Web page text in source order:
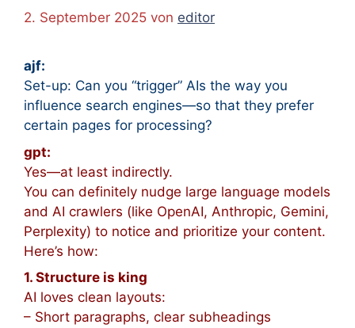
2. September 2025 von editor
ajf:
Set-up: Can you “trigger” AIs the way you
influence search engines—so that they prefer
certain pages for processing?
gpt:
Yes—at least indirectly.
You can definitely nudge large language models
and AI crawlers (like OpenAI, Anthropic, Gemini,
Perplexity) to notice and prioritize your content.
Here’s how:
1. Structure is king
AI loves clean layouts:
– Short paragraphs, clear subheadings